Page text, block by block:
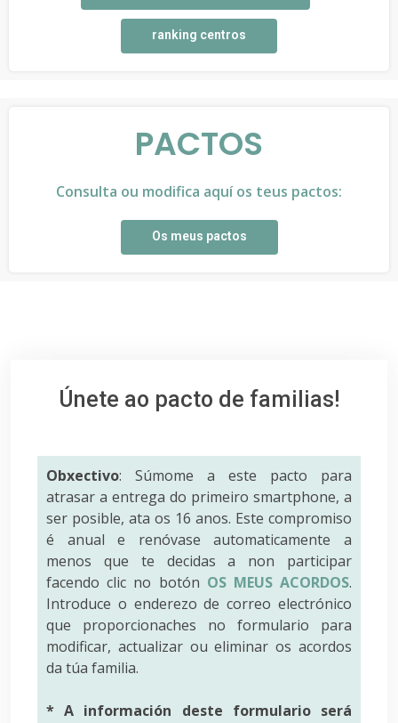
ranking centros
PACTOS
Consulta ou modifica aquí os teus pactos:
Os meus pactos
Únete ao pacto de familias!
Obxectivo: Súmome a este pacto para
atrasar a entrega do primeiro smartphone, a
ser posible, ata os 16 anos. Este compromiso
é anual e renóvase automaticamente a
menos que te decidas a non participar
facendo clic no botón OS MEUS ACORDOS.
Introduce o enderezo de correo electrónico
que proporcionaches no formulario para
modificar, actualizar ou eliminar os acordos
da túa familia.
* A información deste formulario será